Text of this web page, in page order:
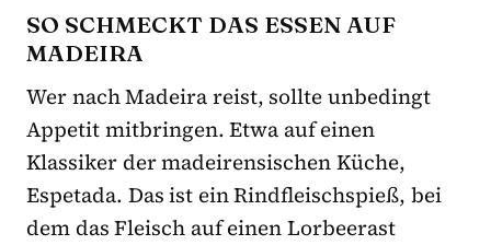
SO SCHMECKT DAS ESSEN AUF
MADEIRA
Wer nach Madeira reist, sollte unbedingt
Appetit mitbringen. Etwa auf einen
Klassiker der madeirensischen Küche,
Espetada. Das ist ein Rindfleischspieß, bei
dem das Fleisch auf einen Lorbeerast